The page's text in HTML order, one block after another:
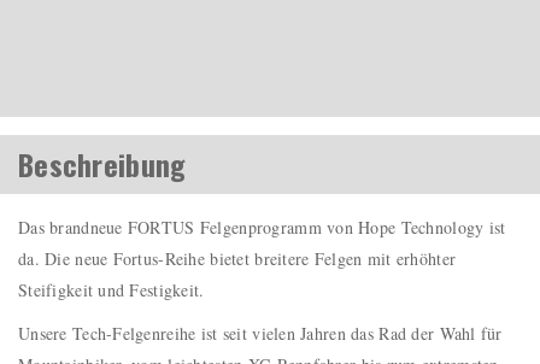
Beschreibung
Das brandneue FORTUS Felgenprogramm von Hope Technology ist
da. Die neue Fortus-Reihe bietet breitere Felgen mit erhöhter
Steifigkeit und Festigkeit.
Unsere Tech-Felgenreihe ist seit vielen Jahren das Rad der Wahl für